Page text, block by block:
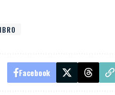
Facebook